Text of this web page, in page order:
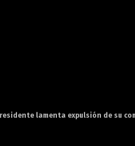
lamenta expulsión de su